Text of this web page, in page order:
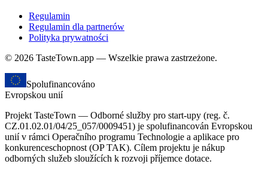
Regulamin
Regulamin dla partnerów
Polityka prywatności
© 2026 TasteTown.app — Wszelkie prawa zastrzeżone.
Spolufinancováno
Evropskou unií
Projekt TasteTown — Odborné služby pro start-upy (reg. č.
CZ.01.02.01/04/25_057/0009451) je spolufinancován Evropskou
unií v rámci Operačního programu Technologie a aplikace pro
konkurenceschopnost (OP TAK). Cílem projektu je nákup
odborných služeb sloužících k rozvoji příjemce dotace.